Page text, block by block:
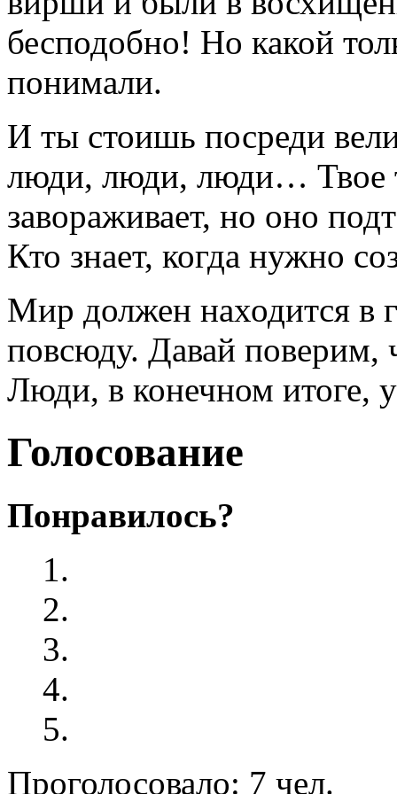
бесподобно! Но какой
понимали.
И ты стоишь посреди
люди, люди, люди… Твое
завораживает, но оно
Кто знает, когда нужно
Мир должен находится в
повсюду. Давай поверим,
Люди, в конечном итоге,
Голосование
Понравилось?
Проголосовало: 7 чел.